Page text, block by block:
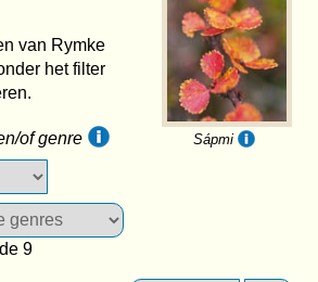
Sápmi
van Rymke
het filter
of genre
9